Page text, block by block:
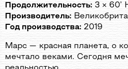
Продолжительность: 3 × 60’
Производитель:
Год производства: 2019
Марс — красная планета, о
мечтало веками. Сегодня